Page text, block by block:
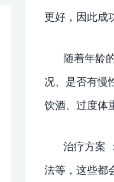
更好，因此成
随着年龄
况、是否有慢
饮酒、过度体
治疗方案
法等，这些都